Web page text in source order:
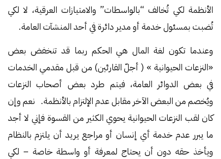
الأنظمة لكي تُخالف “بالواسطات” والامتيازات العرقية، لا لكي
تُضبت بمسئول خدمة أو مدير دائرة في أحد المنشآت العامة.
وعندما تكون لغة المال هي الحكم ربما قد تنخفض بعض
«النزعات الحيوانية » ( أجلّ القارئين) من قبل مقدمي الخدمات
في بعض الدوائر العامة، فيتم طرد بعض أصحاب النزعات
ويُخصم من البعض الآخر مقابل عدم الإلتزام بالأنظمة. نعم وإن
كان لقب النزعات الحيوانية يحوي الكثير من القسوة فإني لا أجد
ما يبرر عدم خدمة أي إنسان أو مراجع يريد أن يلتزم بالنظام
ويأخذ حقه دون أن يحتاج لمعرفة أو واسطة خاصة – لكي